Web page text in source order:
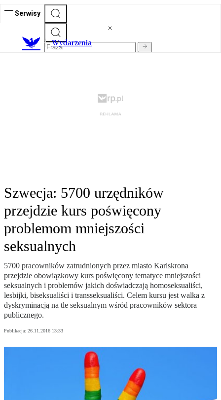
Serwisy
Wydarzenia
Szwecja: 5700 urzędników
przejdzie kurs poświęcony
problemom mniejszości
seksualnych
5700 pracowników zatrudnionych przez miasto Karlskrona
przejdzie obowiązkowy kurs poświęcony tematyce mniejszości
seksualnych i problemów jakich doświadczają homoseksualiści,
lesbijki, biseksualiści i transseksualiści. Celem kursu jest walka z
dyskryminacją na tle seksualnym wśród pracowników sektora
publicznego.
Publikacja: 26.11.2016 13:33